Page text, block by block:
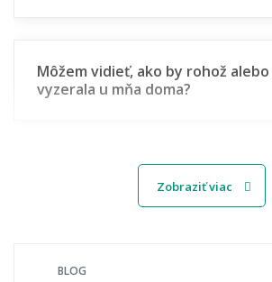
Môžem vidieť, ako by rohož
vyzerala u mňa doma?
🧵 Materiál a odolnosť
Zobraziť viac
BLOG